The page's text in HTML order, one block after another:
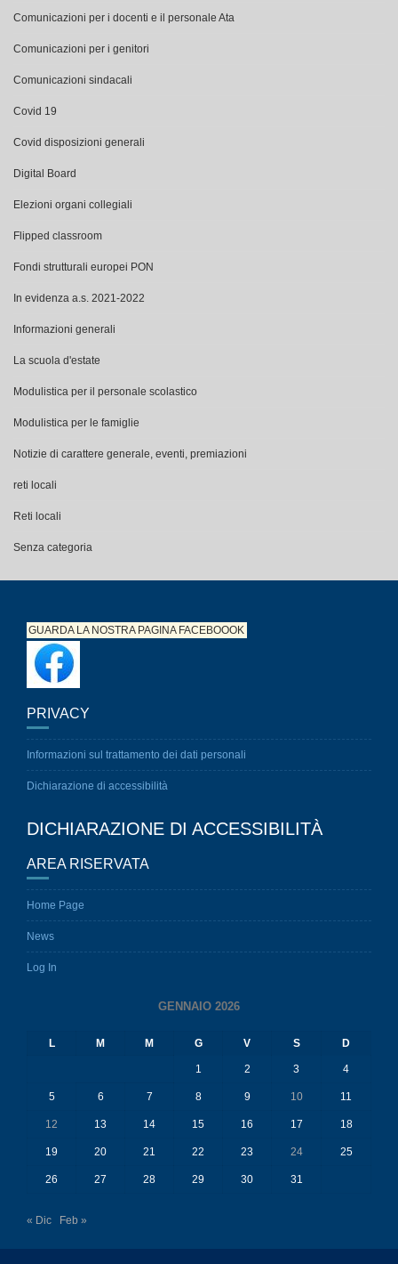
Comunicazioni per i docenti e il personale Ata
Comunicazioni per i genitori
Comunicazioni sindacali
Covid 19
Covid disposizioni generali
Digital Board
Elezioni organi collegiali
Flipped classroom
Fondi strutturali europei PON
In evidenza a.s. 2021-2022
Informazioni generali
La scuola d'estate
Modulistica per il personale scolastico
Modulistica per le famiglie
Notizie di carattere generale, eventi, premiazioni
reti locali
Reti locali
Senza categoria
GUARDA LA NOSTRA PAGINAFACEBOOOK
PRIVACY
Informazioni sul trattamento dei dati personali
Dichiarazione di accessibilità
DICHIARAZIONE DI ACCESSIBILITÀ
AREA RISERVATA
Home Page
News
Log In
GENNAIO 2026
L M M G V S D
1 2 3 4
5 6 7 8 9 10 11
12 13 14 15 16 17 18
19 20 21 22 23 24 25
26 27 28 29 30 31
« Dic Feb »